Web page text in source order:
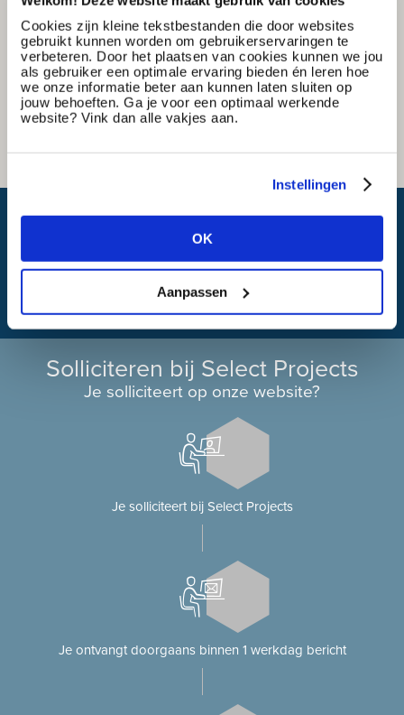
Cookies zijn kleine tekstbestanden die door websites
gebruikt kunnen worden om gebruikerservaringen te
verbeteren. Door het plaatsen van cookies kunnen we jou
als gebruiker een optimale ervaring bieden én leren hoe
we onze informatie beter aan kunnen laten sluiten op
jouw behoeften. Ga je voor een optimaal werkende
website? Vink dan alle vakjes aan.
Instellingen
OK
Aanpassen
Wat is mijn reistijd?
Solliciteren bij Select Projects
Je solliciteert op onze website?
Je solliciteert bij Select Projects
Je ontvangt doorgaans binnen 1 werkdag bericht